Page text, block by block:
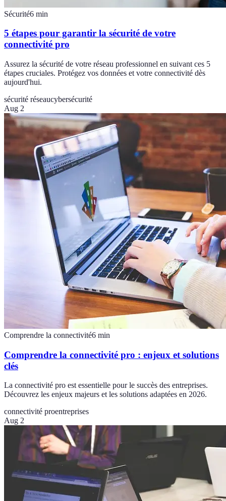
Sécurité6 min
5 étapes pour garantir la sécurité de votre
connectivité pro
Assurez la sécurité de votre réseau professionnel en suivant ces 5
étapes cruciales. Protégez vos données et votre connectivité dès
aujourd'hui.
sécurité réseaucybersécurité
Aug 2
Comprendre la connectivité6 min
Comprendre la connectivité pro : enjeux et solutions
clés
La connectivité pro est essentielle pour le succès des entreprises.
Découvrez les enjeux majeurs et les solutions adaptées en 2026.
connectivité proentreprises
Aug 2